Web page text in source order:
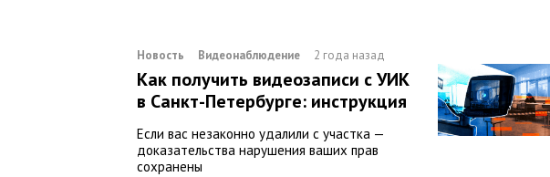
Новость Видеонаблюдение 2 года назад
Как получить видеозаписи с УИК
в Санкт-Петербурге: инструкция
Если вас незаконно удалили с участка —
доказательства нарушения ваших прав
сохранены